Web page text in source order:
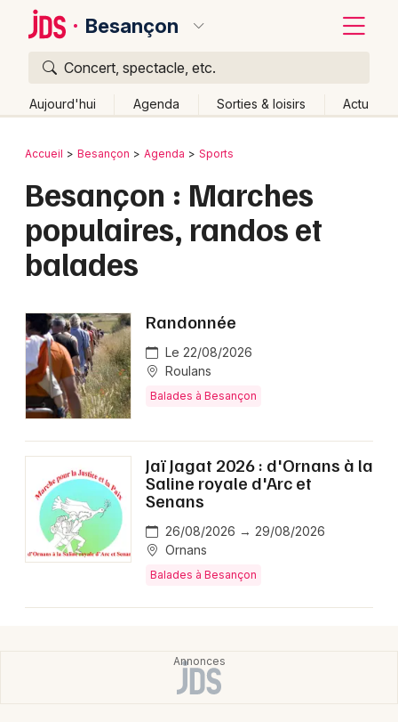
Besançon
Concert, spectacle, etc.
Aujourd'hui Agenda Sorties & loisirs Actu
Publier un événement
Grands événements
Manifestations
Foires & salons
Concerts
Sports
Soirées
Sorties famille
Bordeaux
Colmar
Lille
Marseille
Mulhouse
Montpellier
Nantes
Nice
Paris
Strasbourg
Retour
Accueil Besançon Agenda Sports
Besançon : Marches
populaires, randos et
balades
Randonnée
Le 22/08/2026
Roulans
Balades à Besançon
Jaï Jagat 2026 : d'Ornans à la
Saline royale d'Arc et
Senans
26/08/2026 → 29/08/2026
Ornans
Balades à Besançon
Quoi ?
Où ?
Partout
Près de moi Changer de lieu
Quand ?
Effacer les dates
Aujourd'hui
Demain